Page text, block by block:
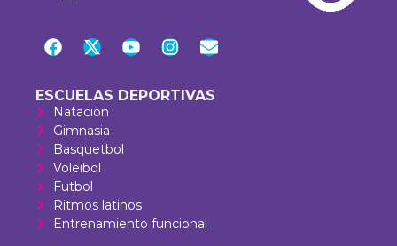
ESCUELAS DEPORTIVAS
Natación
Gimnasia
Basquetbol
Voleibol
Futbol
Ritmos latinos
Entrenamiento funcional